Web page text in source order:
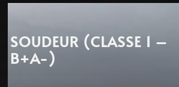
SOUDEUR (CLASSE 1 –
B+A-)